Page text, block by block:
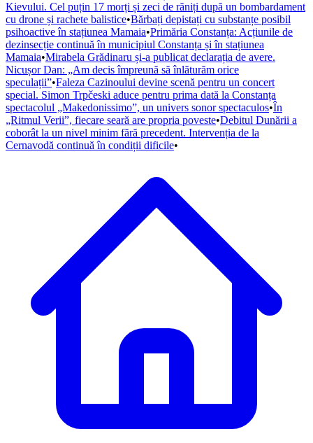
Kievului. Cel puțin 17 morți și zeci de răniți după un bombardament
cu drone și rachete balistice•Bărbați depistați cu substanțe posibil
psihoactive în stațiunea Mamaia•Primăria Constanța: Acțiunile de
dezinsecție continuă în municipiul Constanța și în stațiunea
Mamaia•Mirabela Grădinaru și-a publicat declarația de avere.
Nicușor Dan: „Am decis împreună să înlăturăm orice
speculații”•Faleza Cazinoului devine scenă pentru un concert
special. Simon Trpčeski aduce pentru prima dată la Constanța
spectacolul „Makedonissimo”, un univers sonor spectaculos•În
„Ritmul Verii”, fiecare seară are propria poveste•Debitul Dunării a
coborât la un nivel minim fără precedent. Intervenția de la
Cernavodă continuă în condiții dificile•